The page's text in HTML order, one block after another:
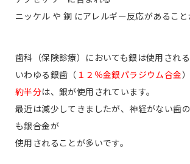
ニッケル や 銅 にアレルギー反応があること
歯科（保険診療）においても銀は使用される
いわゆる銀歯（ １２％金銀パラジウム合金
約半分は、銀が使用されています。
最近は減少してきましたが、神経がない歯
も銀合金が
使用されることが多いです。